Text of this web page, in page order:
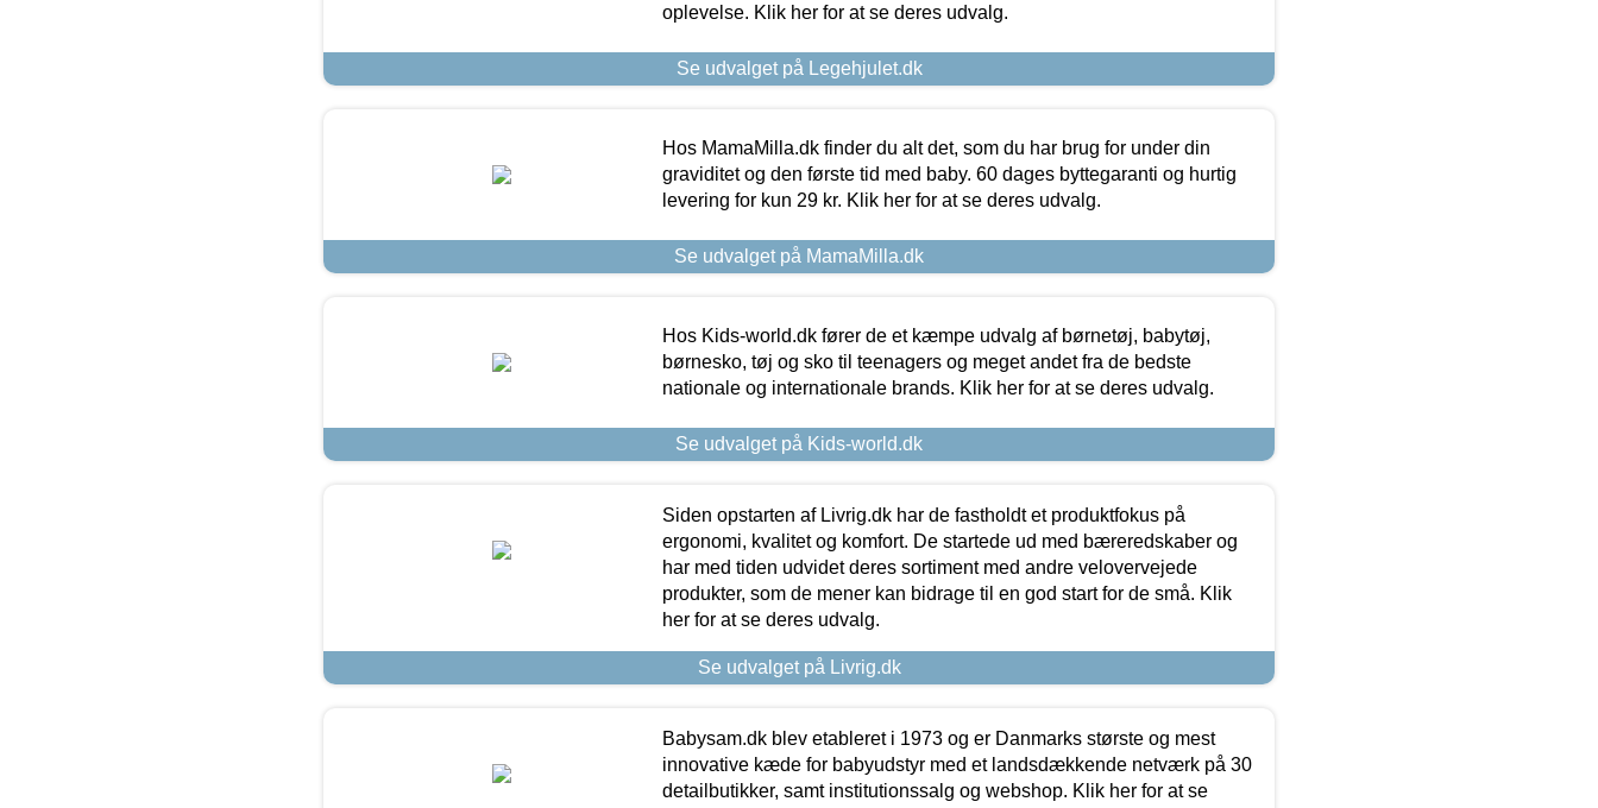
oplevelse. Klik her for at se deres udvalg.
Se udvalget på Legehjulet.dk
Hos MamaMilla.dk finder du alt det, som du har brug for under din
graviditet og den første tid med baby. 60 dages byttegaranti og hurtig
levering for kun 29 kr. Klik her for at se deres udvalg.
Se udvalget på MamaMilla.dk
Hos Kids-world.dk fører de et kæmpe udvalg af børnetøj, babytøj,
børnesko, tøj og sko til teenagers og meget andet fra de bedste
nationale og internationale brands. Klik her for at se deres udvalg.
Se udvalget på Kids-world.dk
Siden opstarten af Livrig.dk har de fastholdt et produktfokus på
ergonomi, kvalitet og komfort. De startede ud med bæreredskaber og
har med tiden udvidet deres sortiment med andre velovervejede
produkter, som de mener kan bidrage til en god start for de små. Klik
her for at se deres udvalg.
Se udvalget på Livrig.dk
Babysam.dk blev etableret i 1973 og er Danmarks største og mest
innovative kæde for babyudstyr med et landsdækkende netværk på 30
detailbutikker, samt institutionssalg og webshop. Klik her for at se